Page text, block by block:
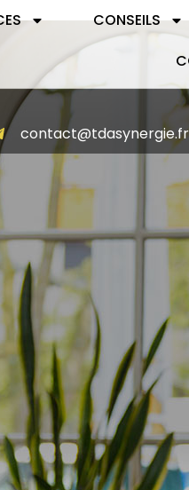
CONSEILS
contact@tdasynergie.fr